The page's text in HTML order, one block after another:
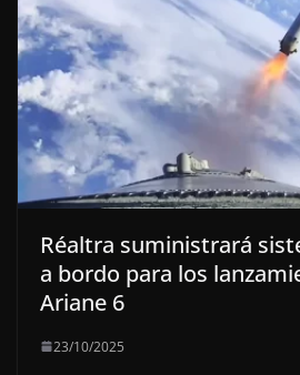
Réaltra suministrará
a bordo para los
Ariane 6
23/10/2025